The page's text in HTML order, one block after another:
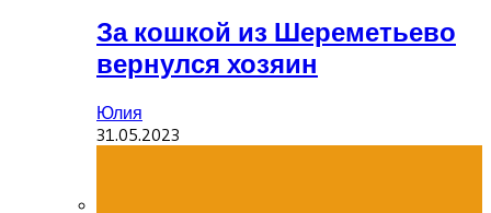
За кошкой из Шереметьево
вернулся хозяин
Юлия
31.05.2023